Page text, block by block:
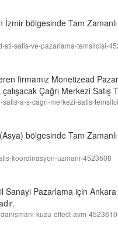
bölgesinde Tam
sti-satis-ve-pazarlama-temsilcisi-
firmamız Monetizead
Çağrı Merkezi Satış
a-s-cagri-merkezi-satis-
bölgesinde Tam
koordinasyon-uzmani-4523608
Pazarlama için
kuzu-effect-avm-4523610